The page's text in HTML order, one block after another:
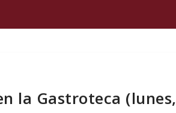
la Gastroteca